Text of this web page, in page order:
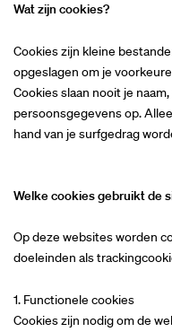
Wat zijn cookies?
Cookies zijn kleine
opgeslagen om je
Cookies slaan nooit je
persoonsgegevens op.
hand van je surfgedrag
Welke cookies gebruikt de
Op deze websites worden
doeleinden als
1. Functionele cookies
Cookies zijn nodig om de